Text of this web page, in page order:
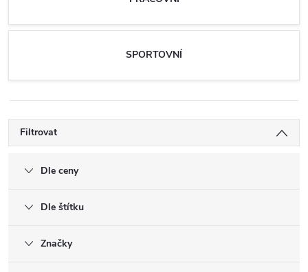
SPORTOVNÍ
Filtrovat
Dle ceny
Dle štítku
Značky